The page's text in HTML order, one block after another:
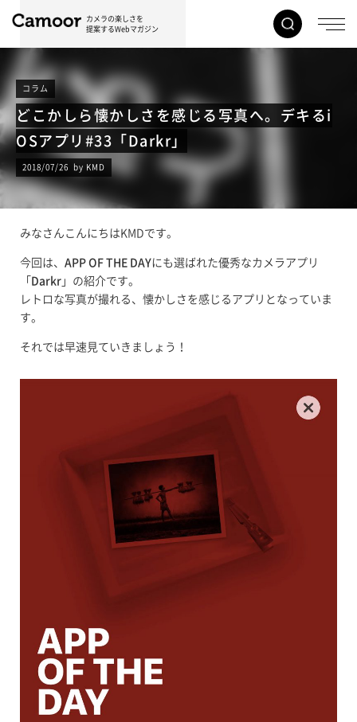
カメラの楽しさを
提案するWebマガジン
コラム
どこかしら懐かしさを感じる写真へ。デキるi
OSアプリ#33「Darkr」
2018/07/26 by KMD
みなさんこんにちはKMDです。
今回は、 APP OF THE DAYにも選ばれた優秀なカメラアプリ
「 Darkr 」の紹介です。
レトロな写真が撮れる、懐かしさを感じるアプリとなっていま
す。
それでは早速見ていきましょう！